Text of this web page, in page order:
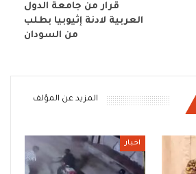
قرار من جامعة الدول
العربية لادنة إثيوبيا بطلب
من السودان
المزيد عن المؤلف
اخبار